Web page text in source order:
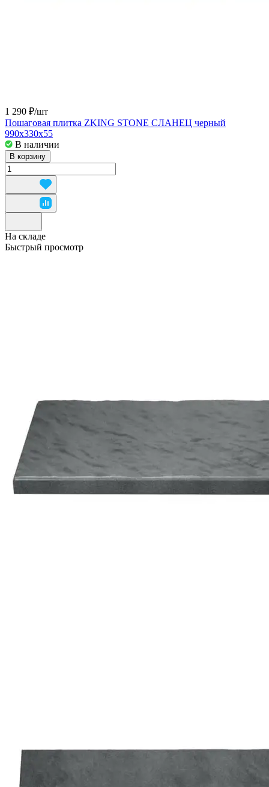
1 290 ₽/шт
Пошаговая плитка ZKING STONE СЛАНЕЦ черный
990х330х55
В наличии
В корзину
На складе
Быстрый просмотр